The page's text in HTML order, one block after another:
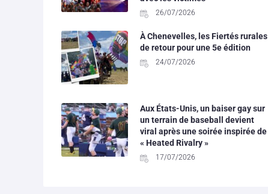
26/07/2026
À Chenevelles, les Fiertés rurales
de retour pour une 5e édition
24/07/2026
Aux États-Unis, un baiser gay sur
un terrain de baseball devient
viral après une soirée inspirée de
« Heated Rivalry »
17/07/2026